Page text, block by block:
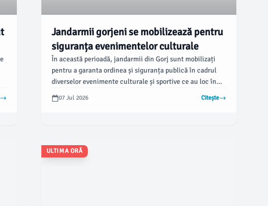
Jandarmii gorjeni se mobilizează pentru
siguranța evenimentelor culturale
În această perioadă, jandarmii din Gorj sunt mobilizați
pentru a garanta ordinea și siguranța publică în cadrul
diverselor evenimente culturale și sportive ce au loc în
municipiul Târgu Jiu și în mai multe localități din județul
Gorj.
07 Jul 2026 Citește
ULTIMA ORĂ